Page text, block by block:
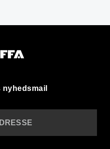
nyhedsmail